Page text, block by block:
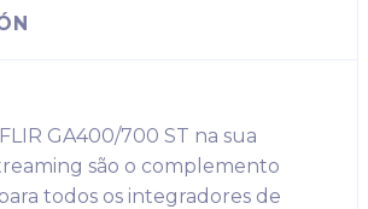
GA400/700 ST na sua
são o complemento
todos os integradores de